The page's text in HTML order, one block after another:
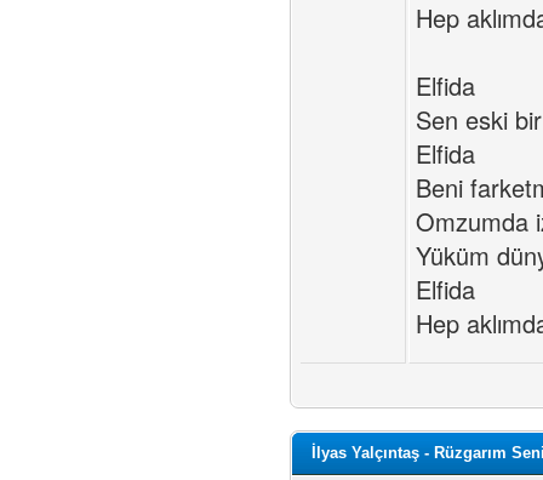
Hep
Elfida
Sen eski bir
Elfida
Beni
Omzumda
Yüküm
Elfida
Hep
İlyas Yalçıntaş - Rüzgarım